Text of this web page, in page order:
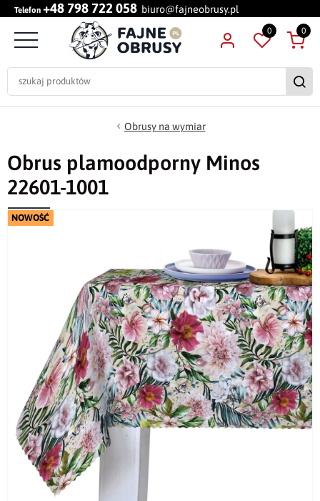
Telefon +48 798 722 058 biuro@fajneobrusy.pl
0 0
Obrusy na wymiar
NOWOŚĆ
Obrus plamoodporny Minos
22601-1001